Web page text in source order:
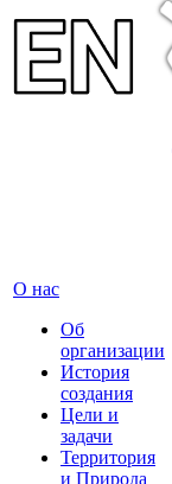
О нас
Об
организации
История
создания
Цели и
задачи
Территория
и Природа